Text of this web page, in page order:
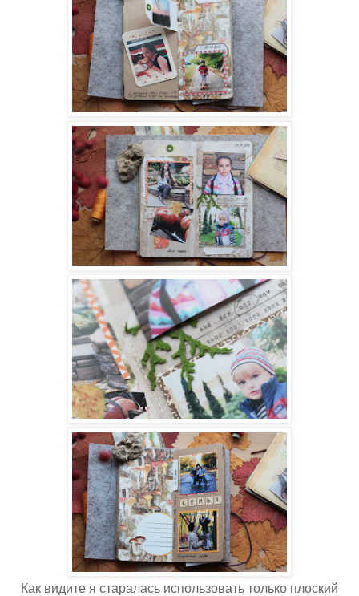
Как видите я старалась использовать только плоский